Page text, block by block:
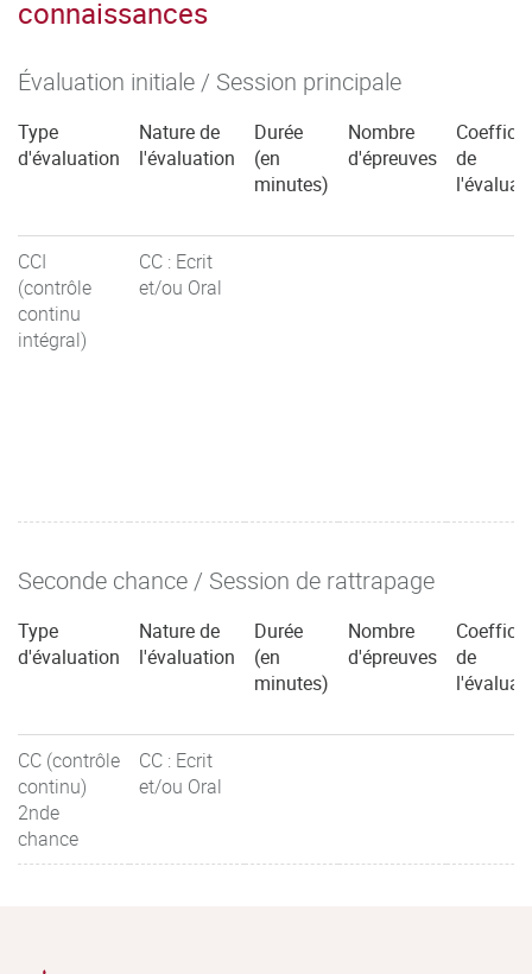
connaissances
Évaluation initiale / Session principale
Type
d'évaluation
Nature de
l'évaluation
Durée
(en
minutes)
Nombre
d'épreuves
de
CCI
(contrôle
continu
intégral)
CC : Ecrit
et/ou Oral
Seconde chance / Session de rattrapage
Type
d'évaluation
Nature de
l'évaluation
Durée
(en
minutes)
Nombre
d'épreuves
de
CC (contrôle
continu)
2nde
chance
CC : Ecrit
et/ou Oral